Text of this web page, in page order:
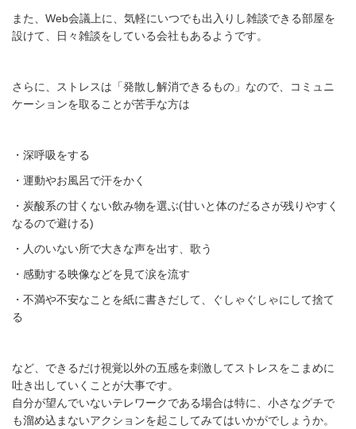
また、 Web会議上に、気軽にいつでも出入りし雑談できる部屋を
設けて、日々雑談をしている会社もあるようです。
さらに、ストレスは「発散し解消できるもの」なので、コミュニ
ケーションを取ることが苦手な方は
・深呼吸をする
・運動やお風呂で汗をかく
・炭酸系の甘くない飲み物を選ぶ(甘いと体のだるさが残りやすく
なるので避ける)
・人のいない所で大きな声を出す、歌う
・感動する映像などを見て涙を流す
・不満や不安なことを紙に書きだして、ぐしゃぐしゃにして捨て
る
など、できるだけ視覚以外の五感を刺激してストレスをこまめに
吐き出していくことが大事です。
自分が望んでいないテレワークである場合は特に、小さなグチで
も溜め込まないアクションを起こしてみてはいかがでしょうか。